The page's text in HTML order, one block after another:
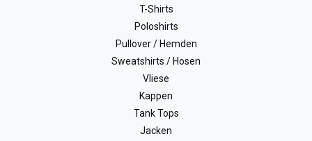
T-Shirts
Poloshirts
Pullover / Hemden
Sweatshirts / Hosen
Vliese
Kappen
Tank Tops
Jacken